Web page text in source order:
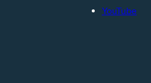
YouTube